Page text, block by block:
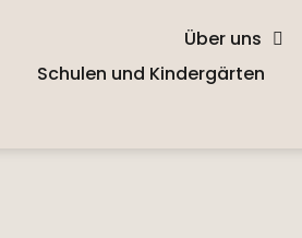
Über uns
Schulen und Kindergärten